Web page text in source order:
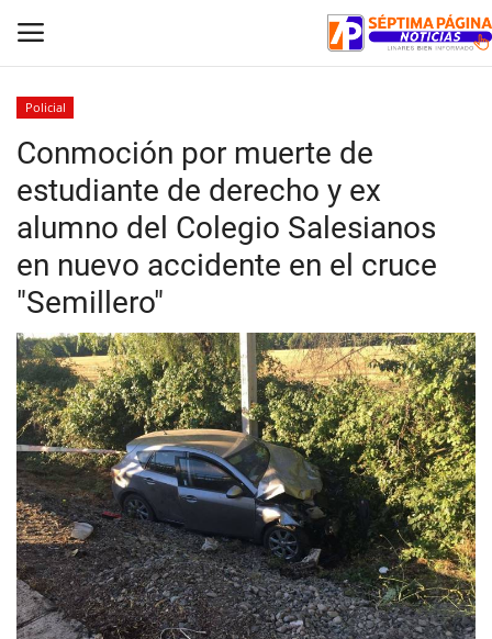
Inicio
Crónica
Policial
Tribunales
Deporte
Política
Espectáculos
Policial
Conmoción por muerte de
estudiante de derecho y ex
alumno del Colegio Salesianos
en nuevo accidente en el cruce
"Semillero"